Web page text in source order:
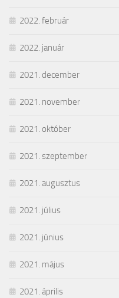
2022. február
2022. január
2021. december
2021. november
2021. október
2021. szeptember
2021. augusztus
2021. július
2021. június
2021. május
2021. április